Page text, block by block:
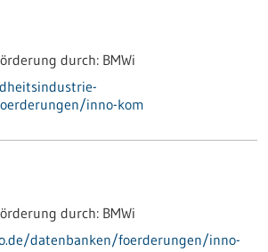
durch: BMWi
inno-kom
durch: BMWi
datenbanken/foerderungen/inno-